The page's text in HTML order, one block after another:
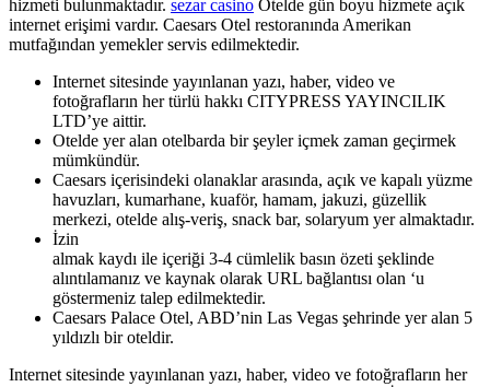
hizmeti bulunmaktadır. sezar casino Otelde gün boyu hizmete açık
internet erişimi vardır. Caesars Otel restoranında Amerikan
mutfağından yemekler servis edilmektedir.
Internet sitesinde yayınlanan yazı, haber, video ve
fotoğrafların her türlü hakkı CITYPRESS YAYINCILIK
LTD’ye aittir.
Otelde yer alan otelbarda bir şeyler içmek zaman geçirmek
mümkündür.
Caesars içerisindeki olanaklar arasında, açık ve kapalı yüzme
havuzları, kumarhane, kuaför, hamam, jakuzi, güzellik
merkezi, otelde alış-veriş, snack bar, solaryum yer almaktadır.
İzin
almak kaydı ile içeriği 3-4 cümlelik basın özeti şeklinde
alıntılamanız ve kaynak olarak URL bağlantısı olan ‘u
göstermeniz talep edilmektedir.
Caesars Palace Otel, ABD’nin Las Vegas şehrinde yer alan 5
yıldızlı bir oteldir.
Internet sitesinde yayınlanan yazı, haber, video ve fotoğrafların her